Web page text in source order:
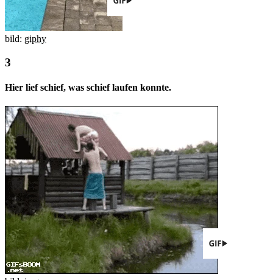
bild: giphy
Hier lief schief, was schief laufen konnte.